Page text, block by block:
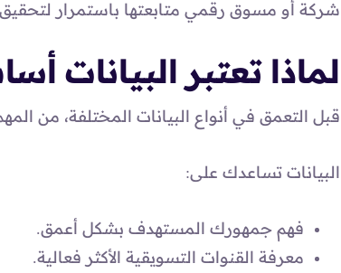
شركة أو مسوق رقمي متابعتها باستمرار
لماذا تعتبر البيانات
قبل التعمق في أنواع البيانات المختلفة، من
البيانات تساعدك على:
فهم جمهورك المستهدف بشكل أعمق.
معرفة القنوات التسويقية الأكثر فعالية.